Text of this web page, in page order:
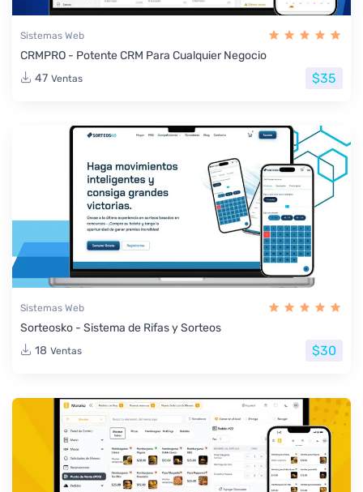
Sistemas Web
CRMPRO - Potente CRM Para Cualquier Negocio
47 Ventas $35
Sistemas Web
Sorteosko - Sistema de Rifas y Sorteos
18 Ventas $30